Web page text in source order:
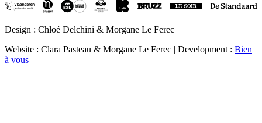
Design : Chloé Delchini & Morgane Le Ferec
Website : Clara Pasteau & Morgane Le Ferec | Development : Bien
à vous